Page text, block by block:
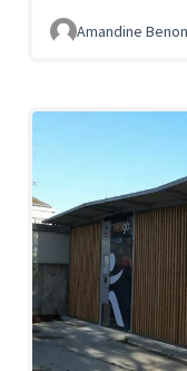
Amandine Benon